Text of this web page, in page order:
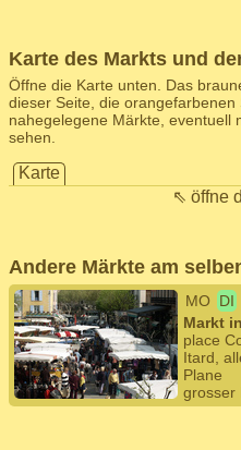
Karte des Markts und
Öffne die Karte unten. Das
dieser Seite, die orangefarbenen
nahegelegene Märkte, eventuell
sehen.
Karte
⇖ öffne
Andere Märkte am
MO DI
Markt
place
Itard,
Plane
grosser